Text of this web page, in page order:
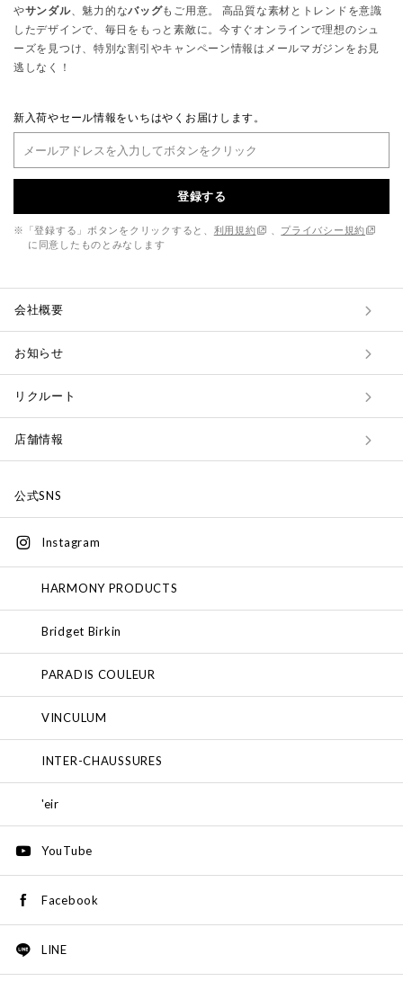
やサンダル、魅力的なバッグもご用意。 高品質な素材とトレンドを意識
したデザインで、毎日をもっと素敵に。今すぐオンラインで理想のシュ
ーズを見つけ、特別な割引やキャンペーン情報はメールマガジンをお見
逃しなく！
新入荷やセール情報をいちはやくお届けします。
登録する
※「登録する」ボタンをクリックすると、 利用規約
プライバシー規約
に同意したものとみなします
会社概要
お知らせ
リクルート
店舗情報
公式SNS
Instagram
HARMONY PRODUCTS
Bridget Birkin
PARADIS COULEUR
VINCULUM
INTER-CHAUSSURES
'eir
YouTube
Facebook
LINE